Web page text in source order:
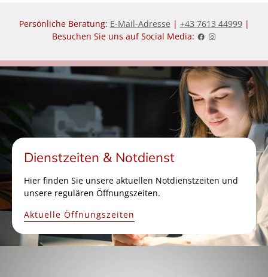
Persönliche Beratung: E-Mail-Adresse | +43 7613 44999|
Besuchen Sie uns auf Social Media:
Dienstzeiten & Notdienst
Hier finden Sie unsere aktuellen Notdienstzeiten und
unsere regulären Öffnungszeiten.
Aktuelle Öffnungszeiten